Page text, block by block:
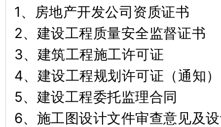
1、房地产开发公司资质证书
2、建设工程质量安全监督证
3、建筑工程施工许可证
4、建设工程规划许可证（通
5、建设工程委托监理合同
6、施工图设计文件审查意见